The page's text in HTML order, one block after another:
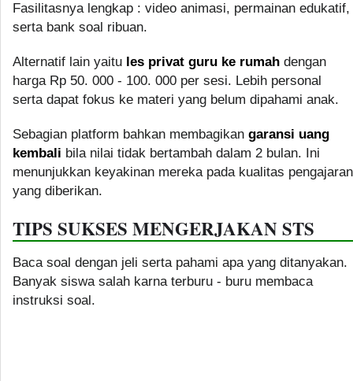
Fasilitasnya lengkap : video animasi, permainan edukatif,
serta bank soal ribuan.
Alternatif lain yaitu les privat guru ke rumah dengan
harga Rp 50. 000 - 100. 000 per sesi. Lebih personal
serta dapat fokus ke materi yang belum dipahami anak.
Sebagian platform bahkan membagikan garansi uang
kembali bila nilai tidak bertambah dalam 2 bulan. Ini
menunjukkan keyakinan mereka pada kualitas pengajaran
yang diberikan.
TIPS SUKSES MENGERJAKAN STS
Baca soal dengan jeli serta pahami apa yang ditanyakan.
Banyak siswa salah karna terburu - buru membaca
instruksi soal.